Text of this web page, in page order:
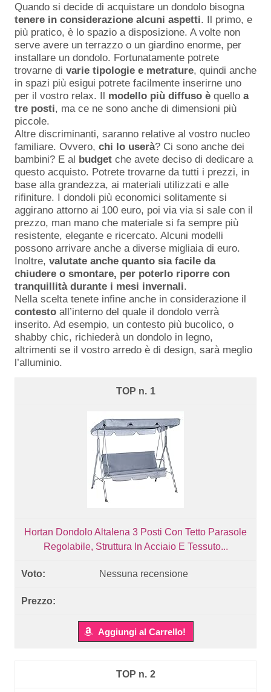
Quando si decide di acquistare un dondolo bisogna
tenere in considerazione alcuni aspetti. Il primo, e
più pratico, è lo spazio a disposizione. A volte non
serve avere un terrazzo o un giardino enorme, per
installare un dondolo. Fortunatamente potrete
trovarne di varie tipologie e metrature, quindi anche
in spazi più esigui potrete facilmente inserirne uno
per il vostro relax. Il modello più diffuso è quello a
tre posti, ma ce ne sono anche di dimensioni più
piccole.
Altre discriminanti, saranno relative al vostro nucleo
familiare. Ovvero, chi lo userà? Ci sono anche dei
bambini? E al budget che avete deciso di dedicare a
questo acquisto. Potrete trovarne da tutti i prezzi, in
base alla grandezza, ai materiali utilizzati e alle
rifiniture. I dondoli più economici solitamente si
aggirano attorno ai 100 euro, poi via via si sale con il
prezzo, man mano che materiale si fa sempre più
resistente, elegante e ricercato. Alcuni modelli
possono arrivare anche a diverse migliaia di euro.
Inoltre, valutate anche quanto sia facile da
chiudere o smontare, per poterlo riporre con
tranquillità durante i mesi invernali.
Nella scelta tenete infine anche in considerazione il
contesto all’interno del quale il dondolo verrà
inserito. Ad esempio, un contesto più bucolico, o
shabby chic, richiederà un dondolo in legno,
altrimenti se il vostro arredo è di design, sarà meglio
l’alluminio.
1
Hortan Dondolo Altalena 3 Posti Con Tetto Parasole
Regolabile, Struttura In Acciaio E Tessuto...
Nessuna recensione
Aggiungi al Carrello!
2